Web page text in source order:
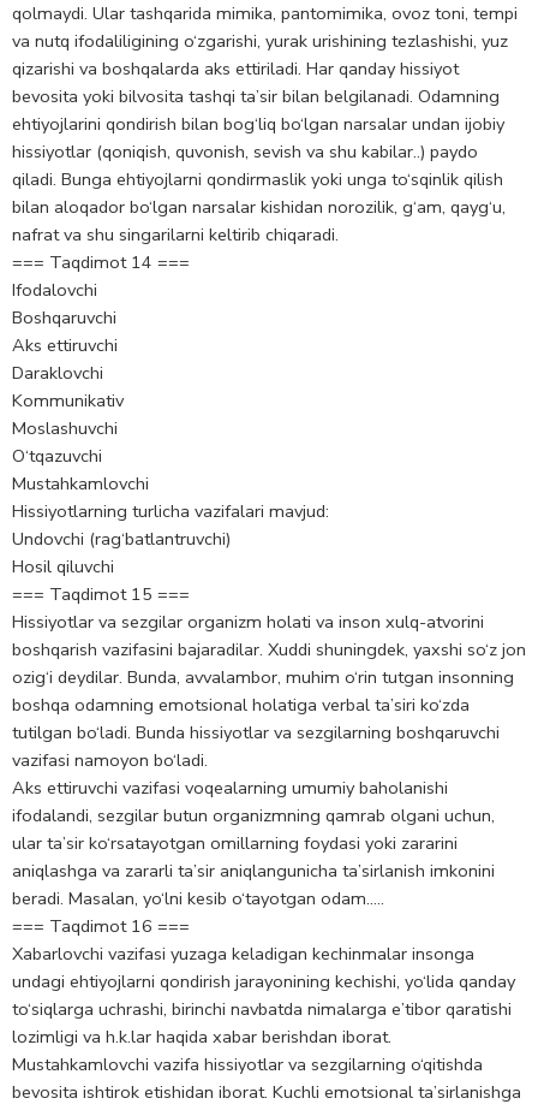
qolmaydi. Ular tashqarida mimika, pantomimika, ovoz toni, tempi
va nutq ifodaliligining o‘zgarishi, yurak urishining tezlashishi, yuz
qizarishi va boshqalarda aks ettiriladi. Har qanday hissiyot
bevosita yoki bilvosita tashqi ta’sir bilan belgilanadi. Odamning
ehtiyojlarini qondirish bilan bog‘liq bo‘lgan narsalar undan ijobiy
hissiyotlar (qoniqish, quvonish, sevish va shu kabilar..) paydo
qiladi. Bunga ehtiyojlarni qondirmaslik yoki unga to‘sqinlik qilish
bilan aloqador bo‘lgan narsalar kishidan norozilik, g‘am, qayg‘u,
nafrat va shu singarilarni keltirib chiqaradi.
=== Taqdimot 14 ===
Ifodalovchi
Boshqaruvchi
Aks ettiruvchi
Daraklovchi
Kommunikativ
Moslashuvchi
O‘tqazuvchi
Mustahkamlovchi
Hissiyotlarning turlicha vazifalari mavjud:
Undovchi (rag‘batlantruvchi)
Hosil qiluvchi
=== Taqdimot 15 ===
Hissiyotlar va sezgilar organizm holati va inson xulq-atvorini
boshqarish vazifasini bajaradilar. Xuddi shuningdek, yaxshi so‘z jon
ozig‘i deydilar. Bunda, avvalambor, muhim o‘rin tutgan insonning
boshqa odamning emotsional holatiga verbal ta’siri ko‘zda
tutilgan bo‘ladi. Bunda hissiyotlar va sezgilarning boshqaruvchi
vazifasi namoyon bo‘ladi.
Aks ettiruvchi vazifasi voqealarning umumiy baholanishi
ifodalandi, sezgilar butun organizmning qamrab olgani uchun,
ular ta’sir ko‘rsatayotgan omillarning foydasi yoki zararini
aniqlashga va zararli ta’sir aniqlangunicha ta’sirlanish imkonini
beradi. Masalan, yo‘lni kesib o‘tayotgan odam…..
=== Taqdimot 16 ===
Xabarlovchi vazifasi yuzaga keladigan kechinmalar insonga
undagi ehtiyojlarni qondirish jarayonining kechishi, yo‘lida qanday
to‘siqlarga uchrashi, birinchi navbatda nimalarga e’tibor qaratishi
lozimligi va h.k.lar haqida xabar berishdan iborat.
Mustahkamlovchi vazifa hissiyotlar va sezgilarning o‘qitishda
bevosita ishtirok etishidan iborat. Kuchli emotsional ta’sirlanishga